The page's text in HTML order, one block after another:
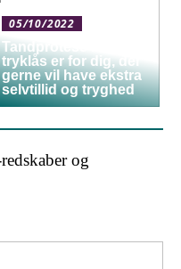
05/10/2022
Tandprotese med
tryklås er for dig, der
gerne vil have ekstra
selvtillid og tryghed
og